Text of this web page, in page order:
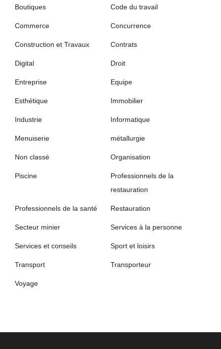
Boutiques Code du travail
Commerce Concurrence
Construction et Travaux Contrats
Digital Droit
Entreprise Equipe
Esthétique Immobilier
Industrie Informatique
Menuiserie métallurgie
Non classé Organisation
Piscine
Professionnels de la
restauration
Professionnels de la santé Restauration
Secteur minier Services à la personne
Services et conseils Sport et loisirs
Transport Transporteur
Voyage